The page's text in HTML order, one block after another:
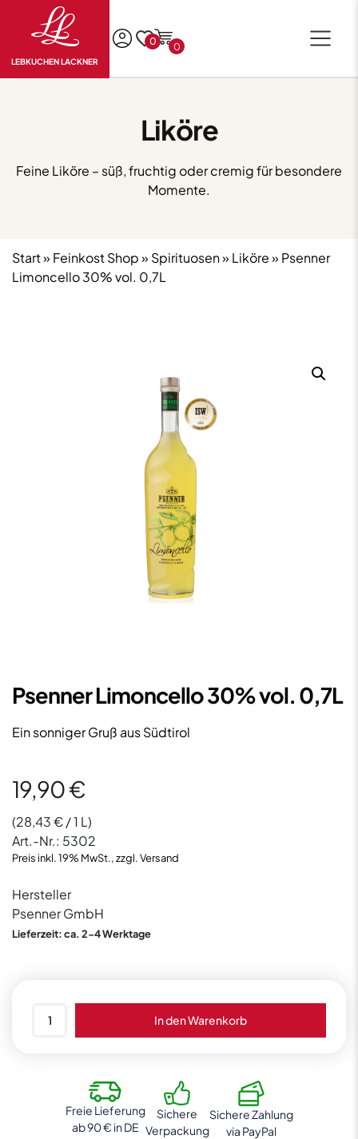
LEBKUCHEN LACKNER
0 0
Liköre
Feine Liköre – süß, fruchtig oder cremig für besondere
Momente.
Start» Feinkost Shop» Spirituosen» Liköre» Psenner
Limoncello 30% vol. 0,7L
Psenner Limoncello 30% vol. 0,7L
Ein sonniger Gruß aus Südtirol
19,90€
(28,43€/ 1 L)
Art.-Nr.: 5302
Preis inkl. 19% MwSt., zzgl. Versand
Hersteller
Psenner GmbH
Lieferzeit: ca. 2-4 Werktage
Menge
In den Warenkorb
Freie Lieferung
ab 90 € in DE
Sichere
Verpackung
Sichere Zahlung
via PayPal